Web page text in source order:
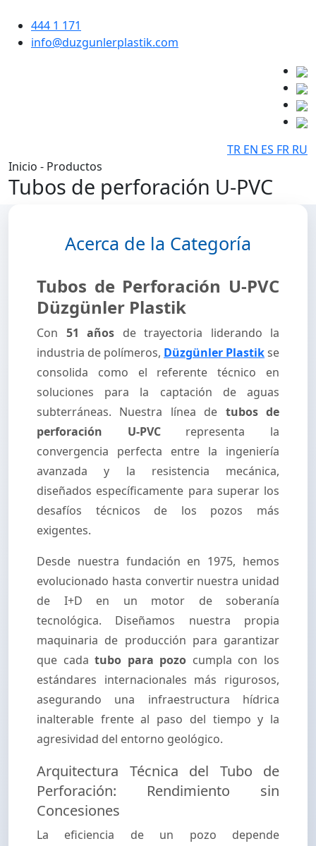
444 1 171
info@duzgunlerplastik.com
TR EN ES FR RU
Inicio - Productos
Tubos de perforación U-PVC
Acerca de la Categoría
Tubos de Perforación U-PVC
Düzgünler Plastik
Con 51 años de trayectoria liderando la
industria de polímeros, Düzgünler Plastikse
consolida como el referente técnico en
soluciones para la captación de aguas
subterráneas. Nuestra línea de tubos de
perforación U-PVCrepresenta la
convergencia perfecta entre la ingeniería
avanzada y la resistencia mecánica,
diseñados específicamente para superar los
desafíos técnicos de los pozos más
exigentes.
Desde nuestra fundación en 1975, hemos
evolucionado hasta convertir nuestra unidad
de I+D en un motor de soberanía
tecnológica. Diseñamos nuestra propia
maquinaria de producción para garantizar
que cadatubo para pozo cumpla con los
estándares internacionales más rigurosos,
asegurando una infraestructura hídrica
inalterable frente al paso del tiempo y la
agresividad del entorno geológico.
Arquitectura Técnica del Tubo de
Perforación: Rendimiento sin
Concesiones
La eficiencia de un pozo depende